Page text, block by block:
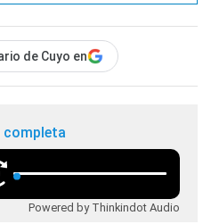
de Cuyo en
completa
Powered by Thinkindot Audio